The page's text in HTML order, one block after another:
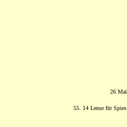
26 Mai
55. 14 Lense für Spies